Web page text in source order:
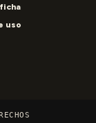
uso